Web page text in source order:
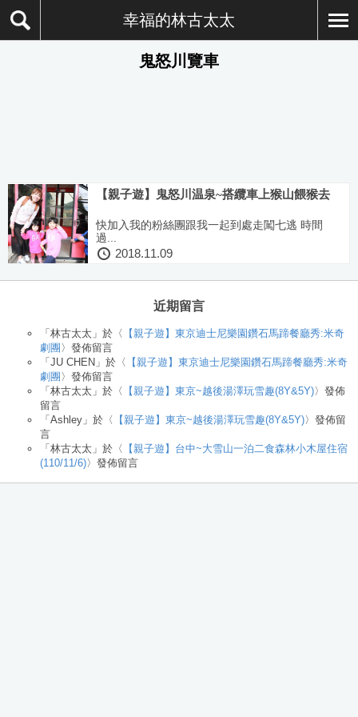
幸福的林古太太
鬼怒川覽車
【親子遊】鬼怒川温泉~搭纜車上猴山餵猴去
快加入我的粉絲團跟我一起到處走闖七逃 時間
過...
2018.11.09
近期留言
「 林古太太 」於〈
【親子遊】東京迪士尼樂園鑽石馬蹄餐廳秀:米奇
劇團 〉發佈留言
「 JU CHEN 」於〈
【親子遊】東京迪士尼樂園鑽石馬蹄餐廳秀:米奇
劇團 〉發佈留言
「 林古太太 」於〈 【親子遊】東京~越後湯澤玩雪趣(8Y&5Y)〉發佈
留言
「 Ashley 」於〈 【親子遊】東京~越後湯澤玩雪趣(8Y&5Y)〉發佈留
言
「 林古太太 」於〈
【親子遊】台中~大雪山一泊二食森林小木屋住宿
(110/11/6)〉發佈留言